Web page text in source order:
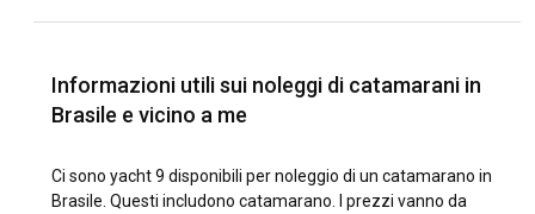
patrimonio UNESCO. Dall'esplorazione del fiume Amazzonia
alla navigazione lungo l'affascinante cittadina balneare di
Come arrivare in Brasile?
Informazioni utili sui noleggi di catamarani in
Brasile e vicino a me
Ci sono yacht 9 disponibili per noleggio di un catamarano in
Brasile. Questi includono catamarano. I prezzi vanno da